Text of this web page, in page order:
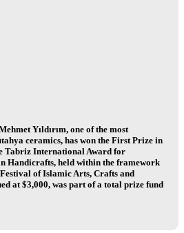
Yıldırım, one of the most
ceramics, has won the First Prize in
Tabriz International Award for
Handicrafts, held within the framework
of Islamic Arts, Crafts and
at $3,000, was part of a total prize fund